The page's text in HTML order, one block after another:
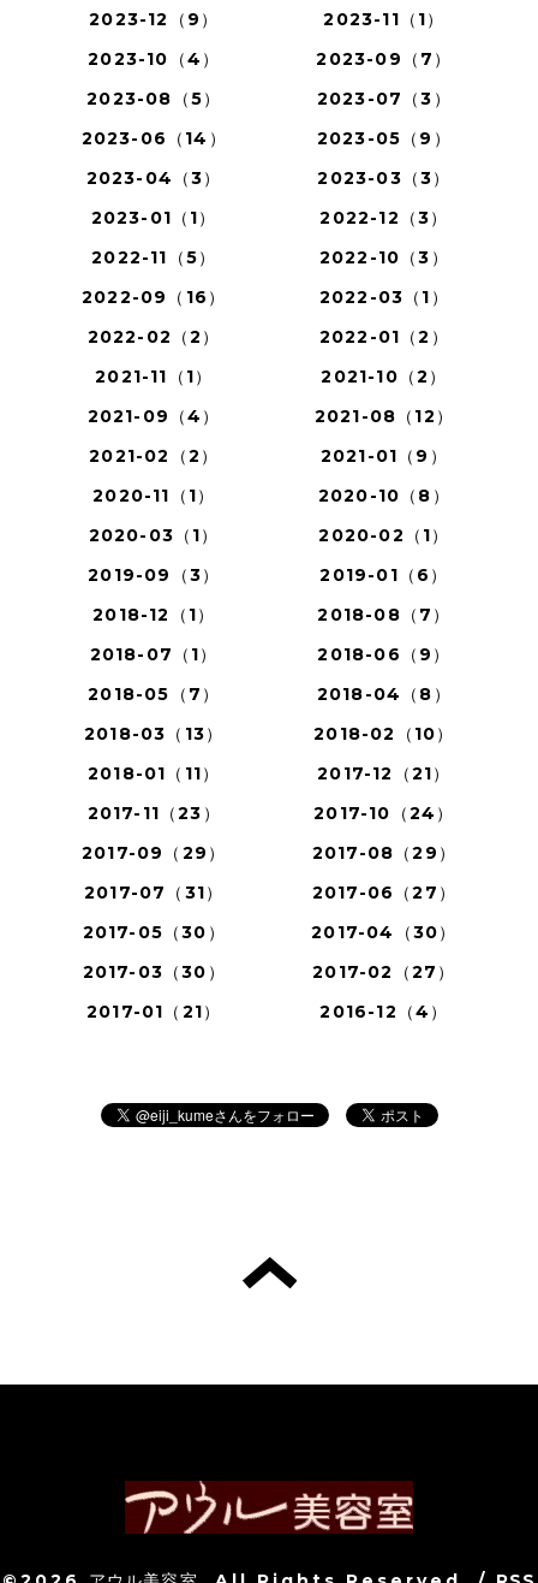
2023-12（9）
2023-11（1）
2023-10（4）
2023-09（7）
2023-08（5）
2023-07（3）
2023-06（14）
2023-05（9）
2023-04（3）
2023-03（3）
2023-01（1）
2022-12（3）
2022-11（5）
2022-10（3）
2022-09（16）
2022-03（1）
2022-02（2）
2022-01（2）
2021-11（1）
2021-10（2）
2021-09（4）
2021-08（12）
2021-02（2）
2021-01（9）
2020-11（1）
2020-10（8）
2020-03（1）
2020-02（1）
2019-09（3）
2019-01（6）
2018-12（1）
2018-08（7）
2018-07（1）
2018-06（9）
2018-05（7）
2018-04（8）
2018-03（13）
2018-02（10）
2018-01（11）
2017-12（21）
2017-11（23）
2017-10（24）
2017-09（29）
2017-08（29）
2017-07（31）
2017-06（27）
2017-05（30）
2017-04（30）
2017-03（30）
2017-02（27）
2017-01（21）
2016-12（4）